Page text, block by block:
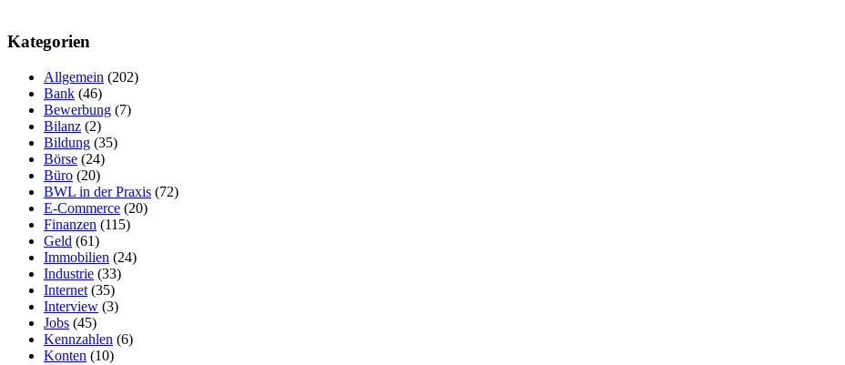
Kategorien
Allgemein (202)
Bank (46)
Bewerbung (7)
Bilanz (2)
Bildung (35)
Börse (24)
Büro (20)
BWL in der Praxis (72)
E-Commerce (20)
Finanzen (115)
Geld (61)
Immobilien (24)
Industrie (33)
Internet (35)
Interview (3)
Jobs (45)
Kennzahlen (6)
Konten (10)